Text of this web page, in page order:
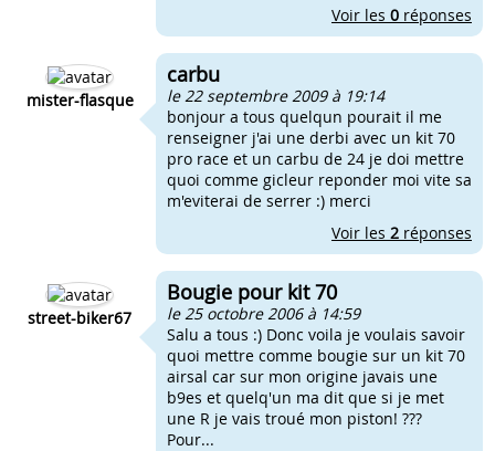
Voir les 0 réponses
mister-flasque
carbu
le 22 septembre 2009 à 19:14
bonjour a tous quelqun pourait il me
renseigner j'ai une derbi avec un kit 70
pro race et un carbu de 24 je doi mettre
quoi comme gicleur reponder moi vite sa
m'eviterai de serrer :) merci
Voir les 2 réponses
street-biker67
Bougie pour kit 70
le 25 octobre 2006 à 14:59
Salu a tous :) Donc voila je voulais savoir
quoi mettre comme bougie sur un kit 70
airsal car sur mon origine javais une
b9es et quelq'un ma dit que si je met
une R je vais troué mon piston! ???
Pour...